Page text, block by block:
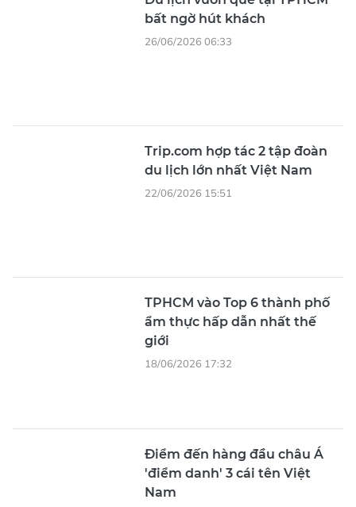
bất ngờ hút khách
26/06/2026 06:33
Trip.com hợp tác 2 tập đoàn
du lịch lớn nhất Việt Nam
22/06/2026 15:51
TPHCM vào Top 6 thành phố
ẩm thực hấp dẫn nhất thế
giới
18/06/2026 17:32
Điểm đến hàng đầu châu Á
'điểm danh' 3 cái tên Việt
Nam